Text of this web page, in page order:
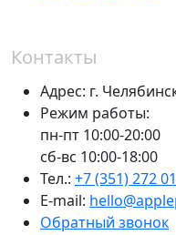
Контакты
Адрес: г.
Режим работы:
пн-пт 10:00-20:00
сб-вс 10:00-18:00
Тел.: +7 (351) 272
E-mail:
Обратный звонок